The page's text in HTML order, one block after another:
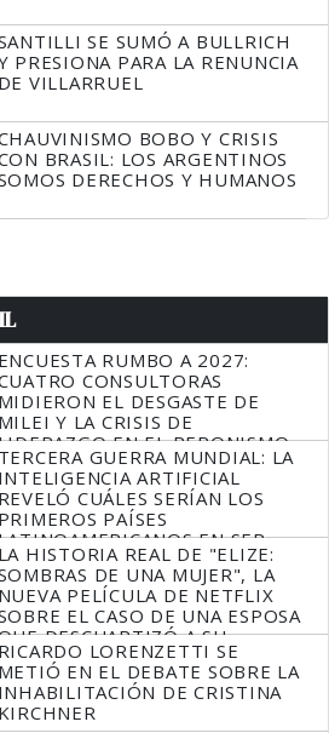
SE SUMÓ A BULLRICH
PRESIONA PARA LA RENUNCIA
DE VILLARRUEL
BOBO Y CRISIS
BRASIL: LOS ARGENTINOS
DERECHOS Y HUMANOS
ENCUESTA RUMBO A 2027:
CONSULTORAS
MIDIERON EL DESGASTE DE
MILEI Y LA CRISIS DE
EN EL PERONISMO
TERCERA GUERRA MUNDIAL: LA
INTELIGENCIA ARTIFICIAL
REVELÓ CUÁLES SERÍAN LOS
PRIMEROS PAÍSES
EN SER
DERROTADOS
LA HISTORIA REAL DE "ELIZE:
DE UNA MUJER", LA
NUEVA PELÍCULA DE NETFLIX
EL CASO DE UNA ESPOSA
DESCUARTIZÓ A SU
MARIDO
RICARDO LORENZETTI SE
METIÓ EN EL DEBATE SOBRE LA
INHABILITACIÓN DE CRISTINA
KIRCHNER